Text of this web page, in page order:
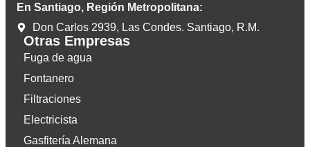
En Santiago, Región Metropolitana:
Don Carlos 2939, Las Condes. Santiago, R.M.
Otras Empresas
Fuga de agua
Fontanero
Filtraciones
Electricista
Gasfitería Alemana